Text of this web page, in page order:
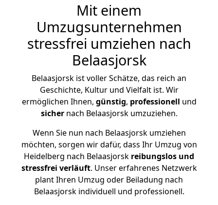
Mit einem
Umzugsunternehmen
stressfrei umziehen nach
Belaasjorsk
Belaasjorsk ist voller Schätze, das reich an
Geschichte, Kultur und Vielfalt ist. Wir
ermöglichen Ihnen, günstig, professionell und
sichernach Belaasjorsk umzuziehen.
Wenn Sie nun nach Belaasjorsk umziehen
möchten, sorgen wir dafür, dass Ihr Umzug von
Heidelberg nach Belaasjorsk reibungslos und
stressfrei verläuft. Unser erfahrenes Netzwerk
plant Ihren Umzug oder Beiladung nach
Belaasjorsk individuell und professionell.